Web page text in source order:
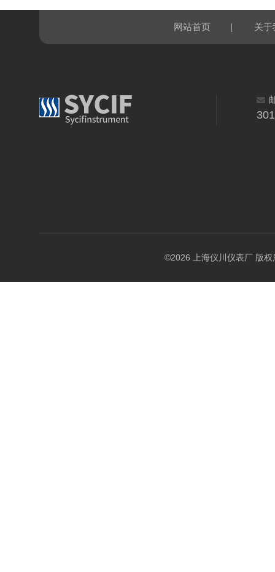
网站首页 | 关于
©2026 上海仪川仪表厂 版